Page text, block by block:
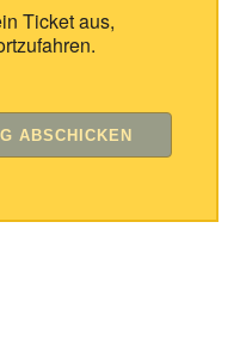
Ticket aus,